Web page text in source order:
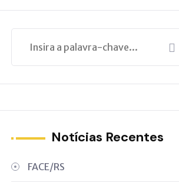
Notícias Recentes
FACE/RS